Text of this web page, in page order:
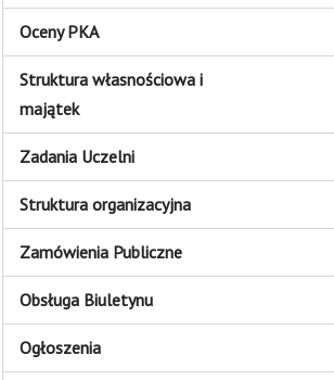
Oceny PKA
Struktura własnościowa i
majątek
Zadania Uczelni
Struktura organizacyjna
Zamówienia Publiczne
Obsługa Biuletynu
Ogłoszenia